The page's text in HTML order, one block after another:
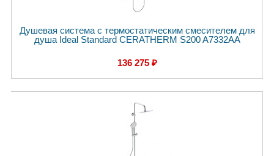
Душевая система с термостатическим смесителем для
душа Ideal Standard CERATHERM S200 A7332AA
136 275 ₽